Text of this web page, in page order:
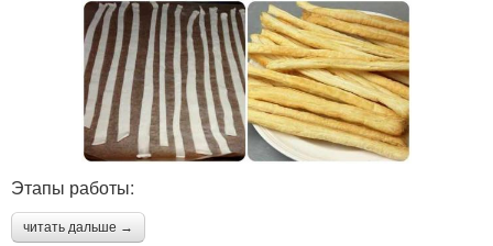
Этапы работы:
читать дальше →